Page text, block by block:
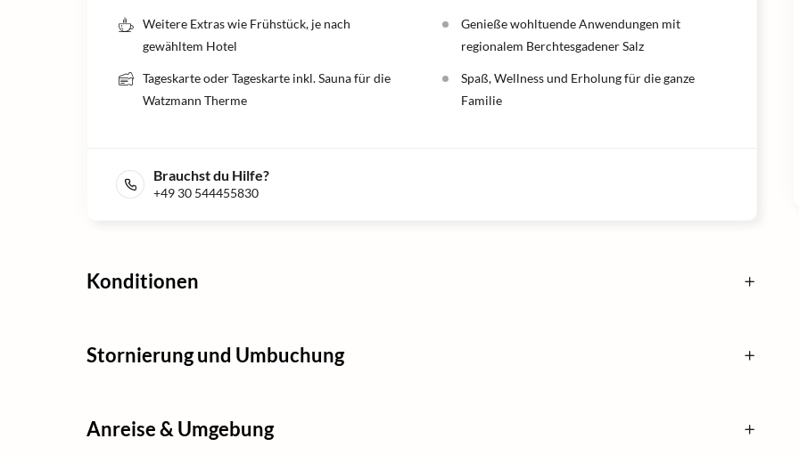
Weitere Extras wie Frühstück, je nach
gewähltem Hotel
Tageskarte oder Tageskarte inkl. Sauna für die
Watzmann Therme
Genieße wohltuende Anwendungen mit
regionalem Berchtesgadener Salz
Spaß, Wellness und Erholung für die ganze
Familie
Brauchst du Hilfe?
+49 30 544455830
Konditionen
Stornierung und Umbuchung
Anreise & Umgebung